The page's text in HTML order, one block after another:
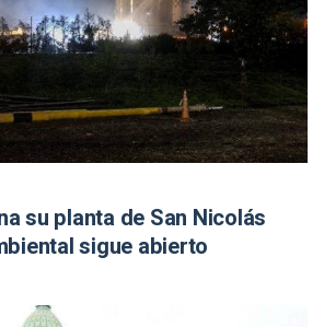
su planta de San Nicolás
sigue abierto